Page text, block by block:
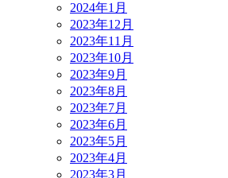
2024年1月
2023年12月
2023年11月
2023年10月
2023年9月
2023年8月
2023年7月
2023年6月
2023年5月
2023年4月
2023年3月